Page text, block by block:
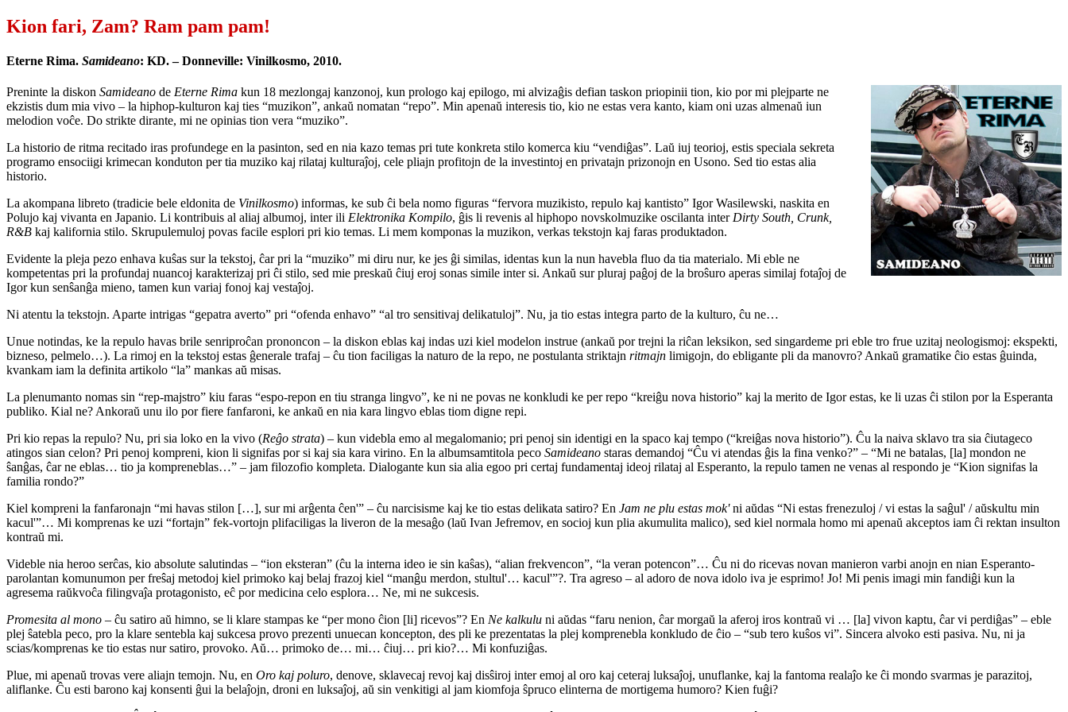
Kion fari, Zam? Ram pam pam!
Eterne Rima. Samideano: KD. – Donneville: Vinilkosmo, 2010.
Preninte la diskon Samideano de Eterne Rima kun 18 mezlongaj kanzonoj, kun prologo kaj epilogo, mi alvizaĝis defian taskon priopinii tion, kio por mi plejparte ne
ekzistis dum mia vivo – la hiphop-kulturon kaj ties “muzikon”, ankaŭ nomatan “repo”. Min apenaŭ interesis tio, kio ne estas vera kanto, kiam oni uzas almenaŭ iun
melodion voĉe. Do strikte dirante, mi ne opinias tion vera “muziko”.
La historio de ritma recitado iras profundege en la pasinton, sed en nia kazo temas pri tute konkreta stilo komerca kiu “vendiĝas”. Laŭ iuj teorioj, estis speciala sekreta
programo ensociigi krimecan konduton per tia muziko kaj rilataj kulturaĵoj, cele pliajn profitojn de la investintoj en privatajn prizonojn en Usono. Sed tio estas alia
historio.
La akompana libreto (tradicie bele eldonita de Vinilkosmo) informas, ke sub ĉi bela nomo figuras “fervora muzikisto, repulo kaj kantisto” Igor Wasilewski, naskita en
Polujo kaj vivanta en Japanio. Li kontribuis al aliaj albumoj, inter ili Elektronika Kompilo, ĝis li revenis al hiphopo novskolmuzike oscilanta interDirty South, Crunk,
R&B kaj kalifornia stilo. Skrupulemuloj povas facile esplori pri kio temas. Li mem komponas la muzikon, verkas tekstojn kaj faras produktadon.
Evidente la pleja pezo enhava kuŝas sur la tekstoj, ĉar pri la “muziko” mi diru nur, ke jes ĝi similas, identas kun la nun havebla fluo da tia materialo. Mi eble ne
kompetentas pri la profundaj nuancoj karakterizaj pri ĉi stilo, sed mie preskaŭ ĉiuj eroj sonas simile inter si. Ankaŭ sur pluraj paĝoj de la broŝuro aperas similaj fotaĵoj de
Igor kun senŝanĝa mieno, tamen kun variaj fonoj kaj vestaĵoj.
Ni atentu la tekstojn. Aparte intrigas “gepatra averto” pri “ofenda enhavo” “al tro sensitivaj delikatuloj”. Nu, ja tio estas integra parto de la kulturo, ĉu ne…
Unue notindas, ke la repulo havas brile senriproĉan prononcon – la diskon eblas kaj indas uzi kiel modelon instrue (ankaŭ por trejni la riĉan leksikon, sed singardeme pri eble tro frue uzitaj neologismoj: ekspekti,
bizneso, pelmelo…). La rimoj en la tekstoj estas ĝenerale trafaj – ĉu tion faciligas la naturo de la repo, ne postulanta striktajn ritmajn limigojn, do ebligante pli da manovro? Ankaŭ gramatike ĉio estas ĝuinda,
kvankam iam la definita artikolo “la” mankas aŭ misas.
La plenumanto nomas sin “rep-majstro” kiu faras “espo-repon en tiu stranga lingvo”, ke ni ne povas ne konkludi ke per repo “kreiĝu nova historio” kaj la merito de Igor estas, ke li uzas ĉi stilon por la Esperanta
publiko. Kial ne? Ankoraŭ unu ilo por fiere fanfaroni, ke ankaŭ en nia kara lingvo eblas tiom digne repi.
Pri kio repas la repulo? Nu, pri sia loko en la vivo (Reĝo strata) – kun videbla emo al megalomanio; pri penoj sin identigi en la spaco kaj tempo (“kreiĝas nova historio”). Ĉu la naiva sklavo tra sia ĉiutageco
atingos sian celon? Pri penoj kompreni, kion li signifas por si kaj sia kara virino. En la albumsamtitola peco Samideano staras demandoj “Ĉu vi atendas ĝis la fina venko?” – “Mi ne batalas, [la] mondon ne
ŝanĝas, ĉar ne eblas… tio ja kompreneblas…” – jam filozofio kompleta. Dialogante kun sia alia egoo pri certaj fundamentaj ideoj rilataj al Esperanto, la repulo tamen ne venas al respondo je “Kion signifas la
familia rondo?”
Kiel kompreni la fanfaronajn “mi havas stilon […], sur mi arĝenta ĉen'” – ĉu narcisisme kaj ke tio estas delikata satiro? En Jam ne plu estas mok'ni aŭdas “Ni estas frenezuloj / vi estas la saĝul' / aŭskultu min
kacul'”… Mi komprenas ke uzi “fortajn” fek-vortojn plifaciligas la liveron de la mesaĝo (laŭ Ivan Jefremov, en socioj kun plia akumulita malico), sed kiel normala homo mi apenaŭ akceptos iam ĉi rektan insulton
kontraŭ mi.
Videble nia heroo serĉas, kio absolute salutindas – “ion eksteran” (ĉu la interna ideo ie sin kaŝas), “alian frekvencon”, “la veran potencon”… Ĉu ni do ricevas novan manieron varbi anojn en nian Esperanto-
parolantan komunumon per freŝaj metodoj kiel primoko kaj belaj frazoj kiel “manĝu merdon, stultul'… kacul'”?. Tra agreso – al adoro de nova idolo iva je esprimo! Jo! Mi penis imagi min fandiĝi kun la
agresema raŭkvoĉa filingvaĵa protagonisto, eĉ por medicina celo esplora… Ne, mi ne sukcesis.
Promesita al mono – ĉu satiro aŭ himno, se li klare stampas ke “per mono ĉion [li] ricevos”? En Ne kalkulu ni aŭdas “faru nenion, ĉar morgaŭ la aferoj iros kontraŭ vi … [la] vivon kaptu, ĉar vi perdiĝas” – eble
plej ŝatebla peco, pro la klare sentebla kaj sukcesa provo prezenti unuecan koncepton, des pli ke prezentatas la plej komprenebla konkludo de ĉio – “sub tero kuŝos vi”. Sincera alvoko esti pasiva. Nu, ni ja
scias/komprenas ke tio estas nur satiro, provoko. Aŭ… primoko de… mi… ĉiuj… pri kio?… Mi konfuziĝas.
Plue, mi apenaŭ trovas vere aliajn temojn. Nu, en Oro kaj poluro, denove, sklavecaj revoj kaj disŝiroj inter emoj al oro kaj ceteraj luksaĵoj, unuflanke, kaj la fantoma realaĵo ke ĉi mondo svarmas je parazitoj,
aliflanke. Ĉu esti barono kaj konsenti ĝui la belaĵojn, droni en luksaĵoj, aŭ sin venkitigi al jam kiomfoja ŝpruco elinterna de mortigema humoro? Kien fuĝi?